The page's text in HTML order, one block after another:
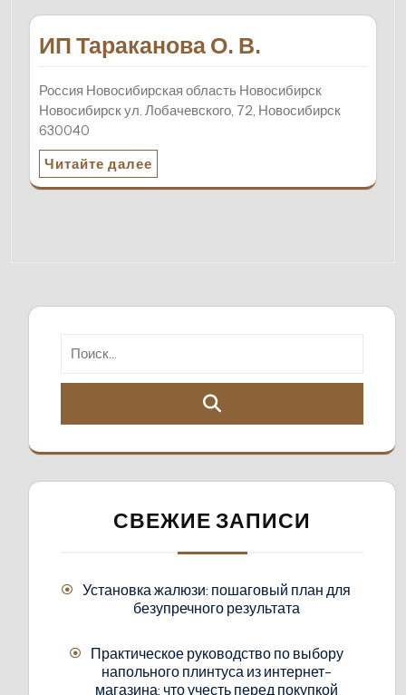
ИП Тараканова О. В.
Россия Новосибирская область Новосибирск
Новосибирск ул. Лобачевского, 72, Новосибирск
630040
Читайте далее
СВЕЖИЕ ЗАПИСИ
Установка жалюзи: пошаговый план для
безупречного результата
Практическое руководство по выбору
напольного плинтуса из интернет-
магазина: что учесть перед покупкой